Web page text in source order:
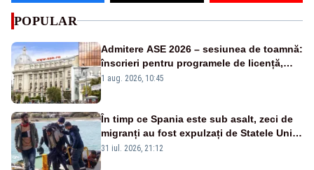
POPULAR
Admitere ASE 2026 – sesiunea de toamnă:
înscrieri pentru programele de licență,
masterat și doctorat
1 aug. 2026, 10:45
În timp ce Spania este sub asalt, zeci de
migranți au fost expulzați de Statele Unite
în Africa în numai 48 de ore
31 iul. 2026, 21:12